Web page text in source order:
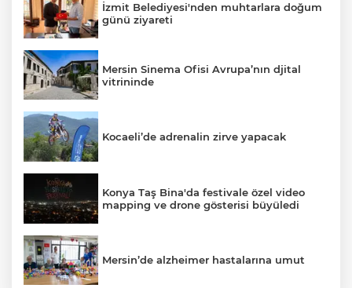
İzmit Belediyesi'nden muhtarlara doğum
günü ziyareti
Mersin Sinema Ofisi Avrupa’nın djital
vitrininde
Kocaeli’de adrenalin zirve yapacak
Konya Taş Bina'da festivale özel video
mapping ve drone gösterisi büyüledi
Mersin’de alzheimer hastalarına umut